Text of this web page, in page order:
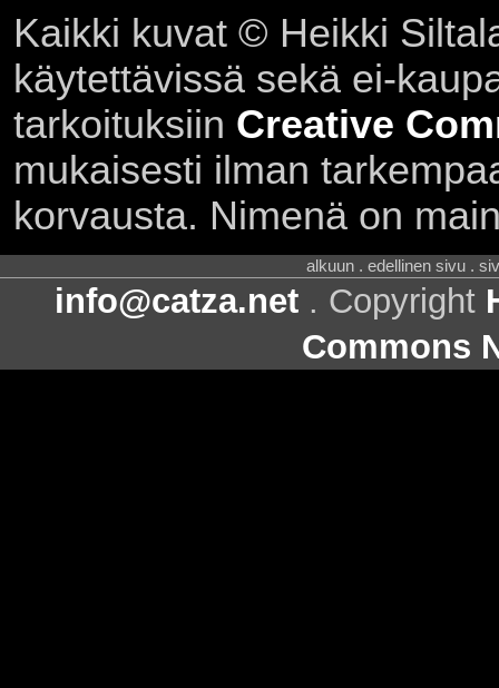
Kaikki kuvat © Heikki
käytettävissä sekä ei-
tarkoituksiin Creative
mukaisesti ilman
korvausta. Nimenä on
alkuun . edellinen sivu .
info@catza.net . Copyright
Commons